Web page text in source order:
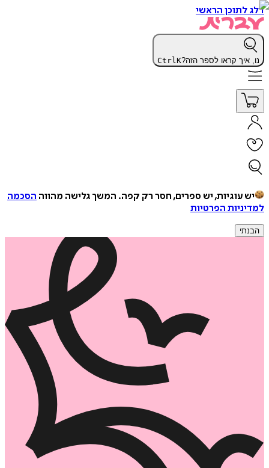
דלג לתוכן הראשי
נו, איך קראו לספר הזה? CtrlK
יש עוגיות, יש ספרים, חסר רק קפה. המשך גלישה מהווה הסכמה
למדיניות הפרטיות
הבנתי